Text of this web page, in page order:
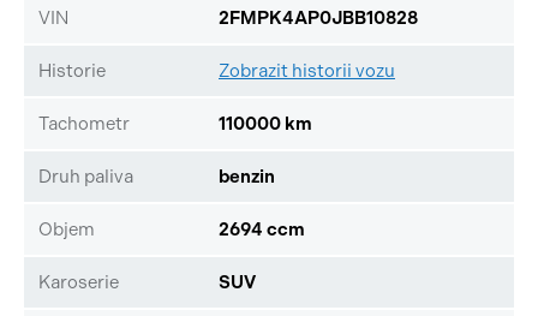
VIN 2FMPK4AP0JBB10828
Historie Zobrazit historii vozu
Tachometr 110000 km
Druh paliva benzin
Objem 2694 ccm
Karoserie SUV